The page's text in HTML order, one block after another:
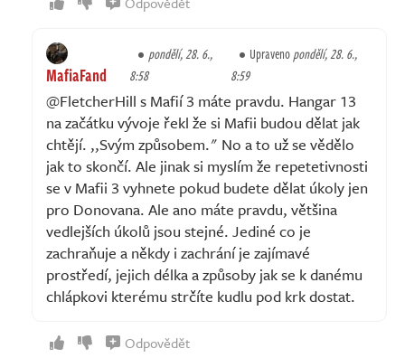
MafiaFand
pondělí, 28. 6.,
8:58
Upravenopondělí, 28. 6.,
8:59
@FletcherHill s Mafií 3 máte pravdu. Hangar 13
na začátku vývoje řekl že si Mafii budou dělat jak
chtějí. ,,Svým způsobem." No a to už se vědělo
jak to skončí. Ale jinak si myslím že repetetivnosti
se v Mafii 3 vyhnete pokud budete dělat úkoly jen
pro Donovana. Ale ano máte pravdu, většina
vedlejších úkolů jsou stejné. Jediné co je
zachraňuje a někdy i zachrání je zajímavé
prostředí, jejich délka a způsoby jak se k danému
chlápkovi kterému strčíte kudlu pod krk dostat.
Odpovědět